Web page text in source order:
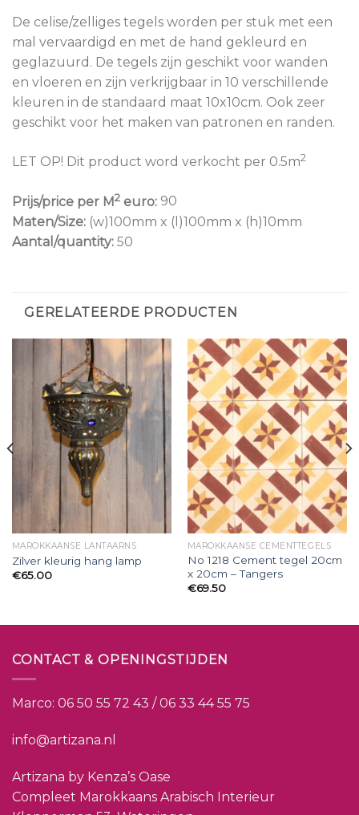
De celise/zelliges tegels worden per stuk met een
mal vervaardigd en met de hand gekleurd en
geglazuurd. De tegels zijn geschikt voor wanden
en vloeren en zijn verkrijgbaar in 10 verschillende
kleuren in de standaard maat 10x10cm. Ook zeer
geschikt voor het maken van patronen en randen.
LET OP! Dit product word verkocht per 0.5m2
Prijs/price per M2 euro: 90
Maten/Size: (w)100mm x (l)100mm x (h)10mm
Aantal/quantity: 50
GERELATEERDE PRODUCTEN
MAROKKAANSE LANTAARNS
Zilver kleurig hang lamp
€65.00
MAROKKAANSE CEMENTTEGELS
No 1218 Cement tegel 20cm
x 20cm – Tangers
€69.50
CONTACT & OPENINGSTIJDEN
Marco: 06 50 55 72 43 / 06 33 44 55 75
info@artizana.nl
Artizana by Kenza’s Oase
Compleet Marokkaans Arabisch Interieur